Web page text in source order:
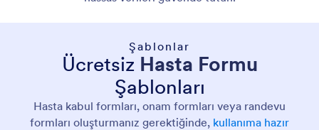
Şablonlar
Ücretsiz Hasta Formu
Şablonları
Hasta kabul formları, onam formları veya randevu
formları oluşturmanız gerektiğinde, kullanıma hazır